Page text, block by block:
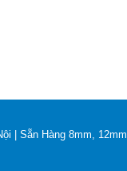
| Sẵn Hàng 8mm, 12mm